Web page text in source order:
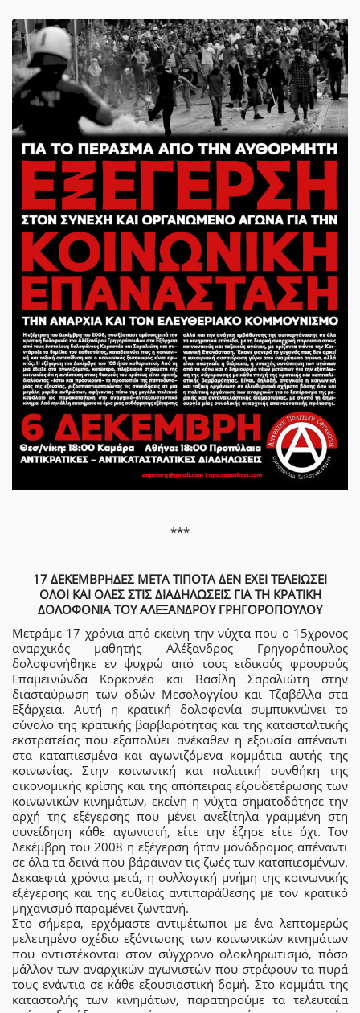
***
17 ΔΕΚΕΜΒΡΗΔΕΣ ΜΕΤΑ ΤΙΠΟΤΑ ΔΕΝ ΕΧΕΙ ΤΕΛΕΙΩΣΕΙ
ΟΛΟΙ ΚΑΙ ΟΛΕΣ ΣΤΙΣ ΔΙΑΔΗΛΩΣΕΙΣ ΓΙΑ ΤΗ ΚΡΑΤΙΚΗ
ΔΟΛΟΦΟΝΙΑ ΤΟΥ ΑΛΕΞΑΝΔΡΟΥ ΓΡΗΓΟΡΟΠΟΥΛΟΥ
Μετράμε 17 χρόνια από εκείνη την νύχτα που ο 15χρονος
αναρχικός μαθητής Αλέξανδρος Γρηγορόπουλος
δολοφονήθηκε εν ψυχρώ από τους ειδικούς φρουρούς
Επαμεινώνδα Κορκονέα και Βασίλη Σαραλιώτη στην
διασταύρωση των οδών Μεσολογγίου και Τζαβέλλα στα
Εξάρχεια. Αυτή η κρατική δολοφονία συμπυκνώνει το
σύνολο της κρατικής βαρβαρότητας και της κατασταλτικής
εκστρατείας που εξαπολύει ανέκαθεν η εξουσία απέναντι
στα καταπιεσμένα και αγωνιζόμενα κομμάτια αυτής της
κοινωνίας. Στην κοινωνική και πολιτική συνθήκη της
οικονομικής κρίσης και της απόπειρας εξουδετέρωσης των
κοινωνικών κινημάτων, εκείνη η νύχτα σηματοδότησε την
αρχή της εξέγερσης που μένει ανεξίτηλα γραμμένη στη
συνείδηση κάθε αγωνιστή, είτε την έζησε είτε όχι. Τον
Δεκέμβρη του 2008 η εξέγερση ήταν μονόδρομος απέναντι
σε όλα τα δεινά που βάραιναν τις ζωές των καταπιεσμένων.
Δεκαεφτά χρόνια μετά, η συλλογική μνήμη της κοινωνικής
εξέγερσης και της ευθείας αντιπαράθεσης με τον κρατικό
μηχανισμό παραμένει ζωντανή.
Στο σήμερα, ερχόμαστε αντιμέτωποι με ένα λεπτομερώς
μελετημένο σχέδιο εξόντωσης των κοινωνικών κινημάτων
που αντιστέκονται στον σύγχρονο ολοκληρωτισμό, πόσο
μάλλον των αναρχικών αγωνιστών που στρέφουν τα πυρά
τους ενάντια σε κάθε εξουσιαστική δομή. Στο κομμάτι της
καταστολής των κινημάτων, παρατηρούμε τα τελευταία